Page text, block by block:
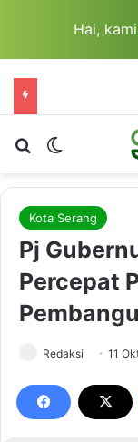
Hai,
Cari berita...
Switch
Kota Serang
Pj
Percepat
Redaksi 11